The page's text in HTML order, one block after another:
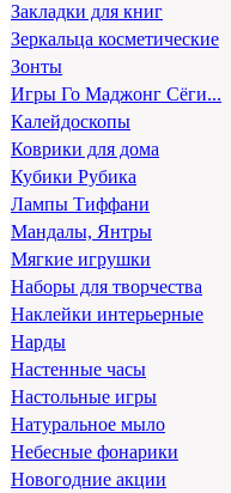
Закладки для книг
Зеркальца косметические
Зонты
Игры Го Маджонг Сёги...
Калейдоскопы
Коврики для дома
Кубики Рубика
Лампы Тиффани
Мандалы, Янтры
Мягкие игрушки
Наборы для творчества
Наклейки интерьерные
Нарды
Настенные часы
Настольные игры
Натуральное мыло
Небесные фонарики
Новогодние акции